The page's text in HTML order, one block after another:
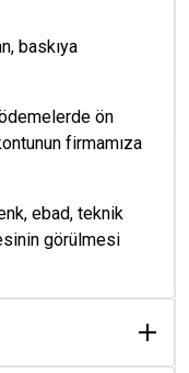
baskıya
ön
firmamıza
ebad, teknik
görülmesi